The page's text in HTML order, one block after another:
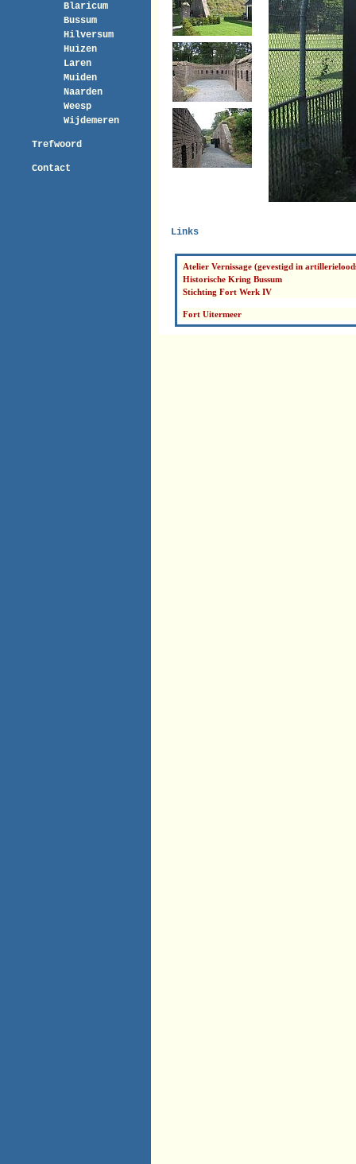
Blaricum
Bussum
Hilversum
Huizen
Laren
Muiden
Naarden
Weesp
Wijdemeren
Trefwoord
Contact
Links
Atelier Vernissage (gevestigd in
Historische Kring Bussum
Stichting Fort Werk IV
Fort Uitermeer